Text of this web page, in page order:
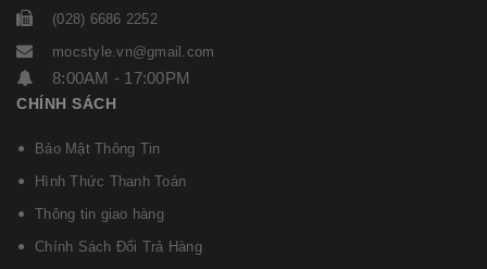
(028) 6686 2252
mocstyle.vn@gmail.com
8:00AM - 17:00PM
CHÍNH SÁCH
Bảo Mật Thông Tin
Hình Thức Thanh Toán
Thông tin giao hàng
Chính Sách Đổi Trả Hàng